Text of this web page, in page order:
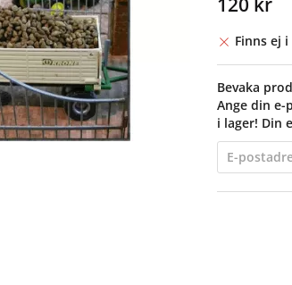
Finns ej
Bevaka
Ange din
i lager! Din